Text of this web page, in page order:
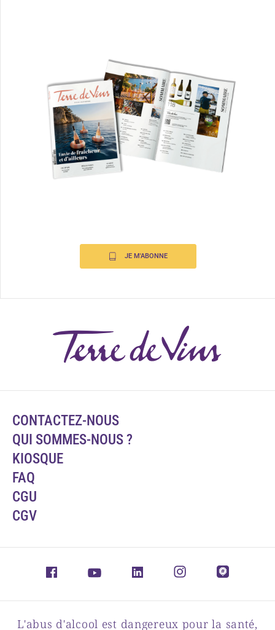
JE M'ABONNE
CONTACTEZ-NOUS
QUI SOMMES-NOUS ?
KIOSQUE
FAQ
CGU
CGV
L'abus d'alcool est dangereux pour la santé,